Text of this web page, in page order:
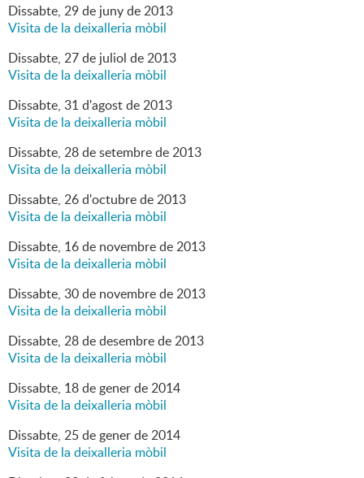
Dissabte, 29de junyde2013
Visita de la deixalleria mòbil
Dissabte, 27de juliol de2013
Visita de la deixalleria mòbil
Dissabte, 31d'agostde2013
Visita de la deixalleria mòbil
Dissabte, 28desetembrede2013
Visita de la deixalleria mòbil
Dissabte, 26d'octubrede2013
Visita de la deixalleria mòbil
Dissabte, 16de novembrede2013
Visita de la deixalleria mòbil
Dissabte, 30de novembrede2013
Visita de la deixalleria mòbil
Dissabte, 28dedesembrede2013
Visita de la deixalleria mòbil
Dissabte, 18de generde2014
Visita de la deixalleria mòbil
Dissabte, 25de generde2014
Visita de la deixalleria mòbil